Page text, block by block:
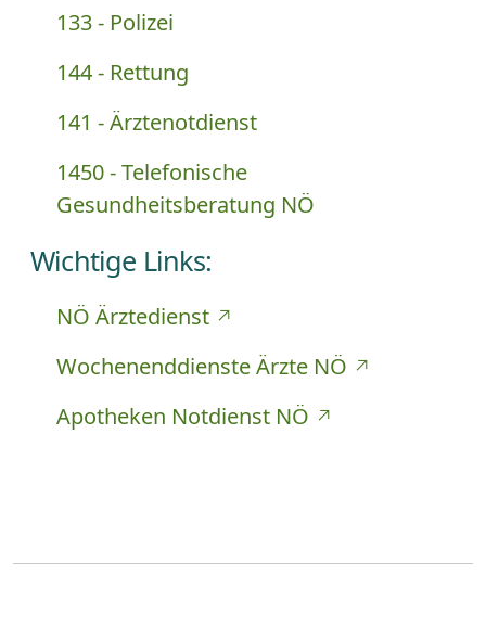
133 - Polizei
144 - Rettung
141 - Ärztenotdienst
1450 - Telefonische
Gesundheitsberatung NÖ
Wichtige Links:
NÖ Ärztedienst
Wochenenddienste Ärzte NÖ
Apotheken Notdienst NÖ